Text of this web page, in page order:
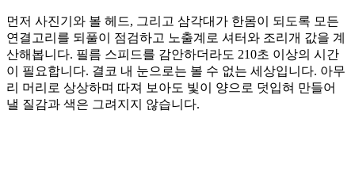
먼저 사진기와 볼 헤드, 그리고 삼각대가 한몸이 되도록 모든
연결고리를 되풀이 점검하고 노출계로 셔터와 조리개 값을 계
산해봅니다. 필름 스피드를 감안하더라도 210초 이상의 시간
이 필요합니다. 결코 내 눈으로는 볼 수 없는 세상입니다. 아무
리 머리로 상상하며 따져 보아도 빛이 양으로 덧입혀 만들어
낼 질감과 색은 그려지지 않습니다.